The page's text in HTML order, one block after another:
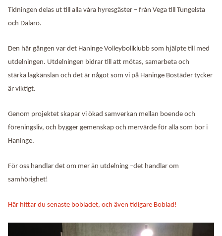
Tidningen delas ut till alla våra hyresgäster – från Vega till Tungelsta
och Dalarö.
Den här gången var det Haninge Volleybollklubb som hjälpte till med
utdelningen. Utdelningen bidrar till att mötas, samarbeta och
stärka lagkänslan och det är något som vi på Haninge Bostäder tycker
är viktigt.
Genom projektet skapar vi ökad samverkan mellan boende och
föreningsliv, och bygger gemenskap och mervärde för alla som bor i
Haninge.
För oss handlar det om mer än utdelning –det handlar om
samhörighet!
Här hittar du senaste bobladet, och även tidigare Boblad!